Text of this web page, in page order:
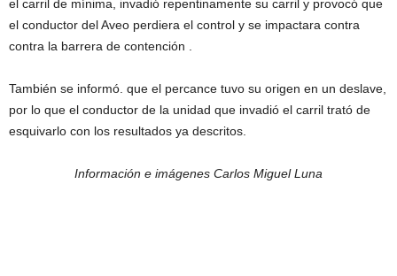
el carril de mínima, invadió repentinamente su carril y provocó que
el conductor del Aveo perdiera el control y se impactara contra
contra la barrera de contención .
También se informó. que el percance tuvo su origen en un deslave,
por lo que el conductor de la unidad que invadió el carril trató de
esquivarlo con los resultados ya descritos.
Información e imágenes Carlos Miguel Luna